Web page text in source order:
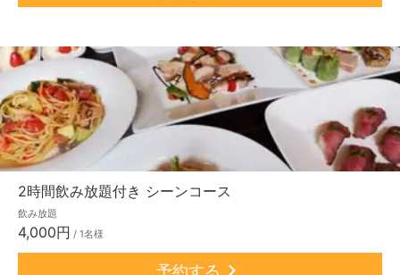
2時間飲み放題付き シーンコース
飲み放題
4,000円 / 1名様
予約する